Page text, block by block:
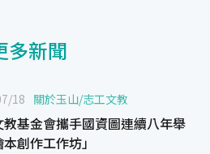
多新聞
18 關於玉山/志工文教
教基金會攜手國資圖連續八年舉
創作工作坊」